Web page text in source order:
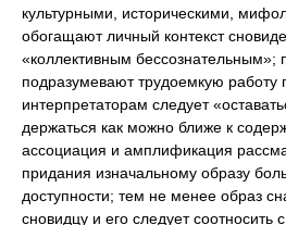
культурными, историческими,
обогащают личный контекст
«коллективным бессознательным»;
подразумевают трудоемкую
интерпретаторам следует
держаться как можно ближе к
ассоциация и амплификация
придания изначальному образу
доступности; тем не менее образ
сновидцу и его следует соотносить